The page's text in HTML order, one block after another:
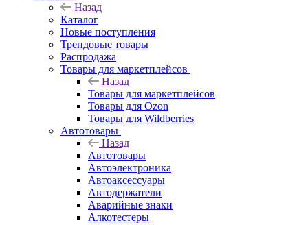
Назад
Каталог
Новые поступления
Трендовые товары
Распродажа
Товары для маркетплейсов
Назад
Товары для маркетплейсов
Товары для Ozon
Товары для Wildberries
Автотовары
Назад
Автотовары
Автоэлектроника
Автоаксессуары
Автодержатели
Аварийные знаки
Алкотестеры